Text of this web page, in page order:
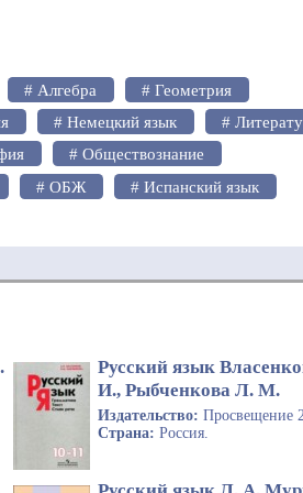
# Алгебра
# Геометрия
# Немецкий язык
#
# Обществознание
# ОБЖ
# Испанский язык
Русский язык
И., Рыбченкова Л. М.
Издательство:Просвещение
Страна:Россия.